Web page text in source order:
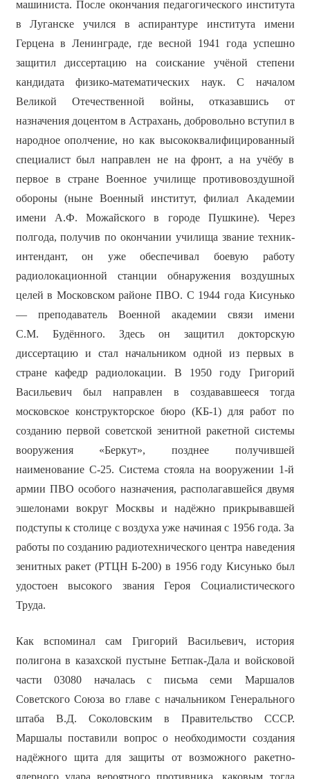
машиниста. После окончания педагогического института
в Луганске учился в аспирантуре института имени
Герцена в Ленинграде, где весной 1941 года успешно
защитил диссертацию на соискание учёной степени
кандидата физико-математических наук. С началом
Великой Отечественной войны, отказавшись от
назначения доцентом в Астрахань, добровольно вступил в
народное ополчение, но как высококвалифицированный
специалист был направлен не на фронт, а на учёбу в
первое в стране Военное училище противовоздушной
обороны (ныне Военный институт, филиал Академии
имени А.Ф. Можайского в городе Пушкине). Через
полгода, получив по окончании училища звание техник-
интендант, он уже обеспечивал боевую работу
радиолокационной станции обнаружения воздушных
целей в Московском районе ПВО. С 1944 года Кисунько
— преподаватель Военной академии связи имени
С.М. Будённого. Здесь он защитил докторскую
диссертацию и стал начальником одной из первых в
стране кафедр радиолокации. В 1950 году Григорий
Васильевич был направлен в создававшееся тогда
московское конструкторское бюро (КБ-1) для работ по
созданию первой советской зенитной ракетной системы
вооружения «Беркут», позднее получившей
наименование С-25. Система стояла на вооружении 1-й
армии ПВО особого назначения, располагавшейся двумя
эшелонами вокруг Москвы и надёжно прикрывавшей
подступы к столице с воздуха уже начиная с 1956 года. За
работы по созданию радиотехнического центра наведения
зенитных ракет (РТЦН Б-200) в 1956 году Кисунько был
удостоен высокого звания Героя Социалистического
Труда.
Как вспоминал сам Григорий Васильевич, история
полигона в казахской пустыне Бетпак-Дала и войсковой
части 03080 началась с письма семи Маршалов
Советского Союза во главе с начальником Генерального
штаба В.Д. Соколовским в Правительство СССР.
Маршалы поставили вопрос о необходимости создания
надёжного щита для защиты от возможного ракетно-